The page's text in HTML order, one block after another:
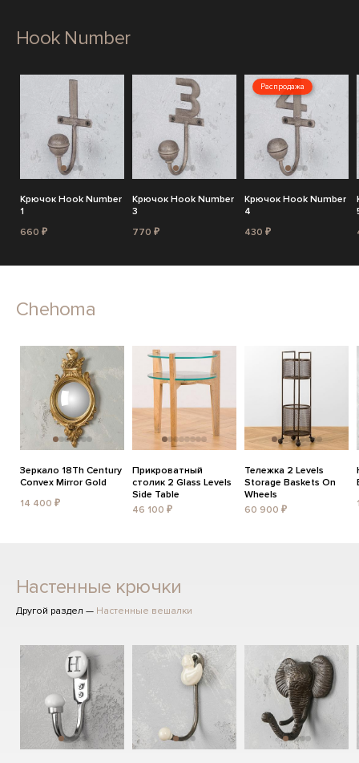
Hook Number
Крючок Hook Number
1
660 ₽
Крючок Hook Number
3
770 ₽
Распродажа
Крючок Hook Number
4
430 ₽
Chehoma
Зеркало 18Th Century
Convex Mirror Gold
14 400 ₽
Прикроватный
столик 2 Glass Levels
Side Table
46 100 ₽
Тележка 2 Levels
Storage Baskets On
Wheels
60 900 ₽
Настенные крючки
Другой раздел — Настенные вешалки